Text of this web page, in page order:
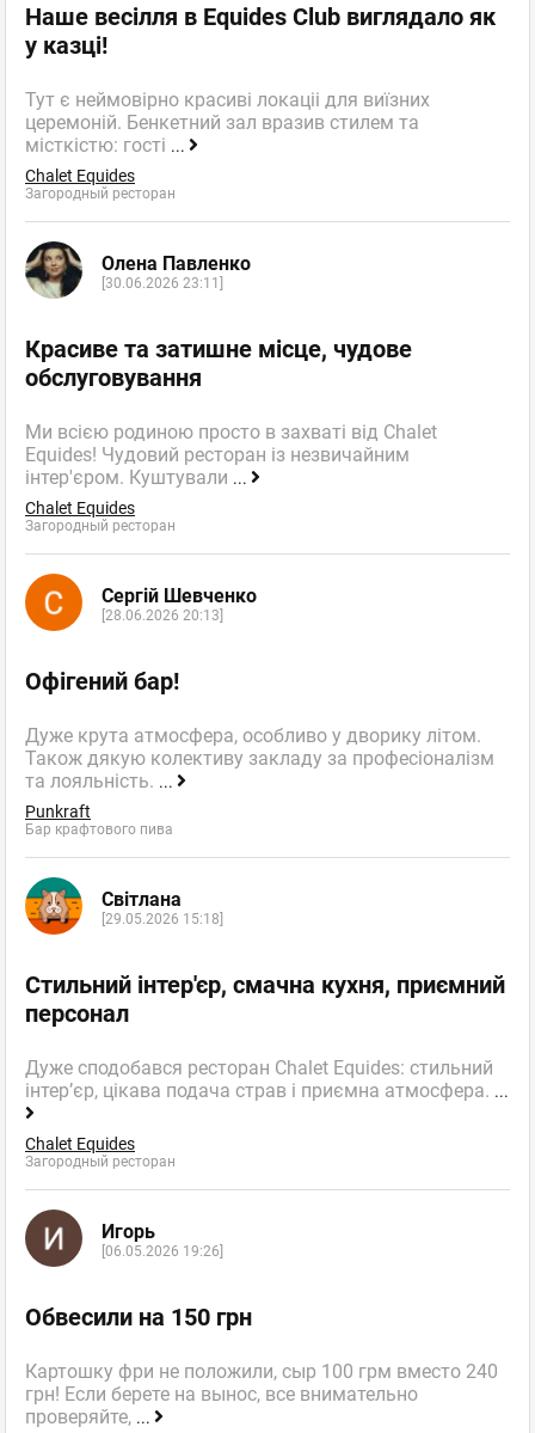
Наше весілля в Equides Club виглядало як
у казці!
Тут є неймовірно красиві локаціі для виїзних
церемоній. Бенкетний зал вразив стилем та
місткістю: гості ...
Chalet Equides
Загородный ресторан
Олена Павленко
[30.06.2026 23:11]
Красиве та затишне місце, чудове
обслуговування
Ми всією родиною просто в захваті від Chalet
Equides! Чудовий ресторан із незвичайним
інтер'єром. Куштували ...
Chalet Equides
Загородный ресторан
Сергій Шевченко
[28.06.2026 20:13]
Офігений бар!
Дуже крута атмосфера, особливо у дворику літом.
Також дякую колективу закладу за професіоналізм
та лояльність. ...
Punkraft
Бар крафтового пива
Світлана
[29.05.2026 15:18]
Стильний інтер'єр, смачна кухня, приємний
персонал
Дуже сподобався ресторан Chalet Equides: стильний
інтер’єр, цікава подача страв і приємна атмосфера. ...
Chalet Equides
Загородный ресторан
Игорь
[06.05.2026 19:26]
Обвесили на 150 грн
Картошку фри не положили, сыр 100 грм вместо 240
грн! Если берете на вынос, все внимательно
проверяйте, ...